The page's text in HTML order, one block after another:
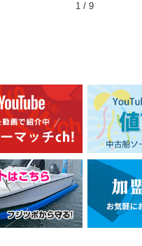
1 / 9